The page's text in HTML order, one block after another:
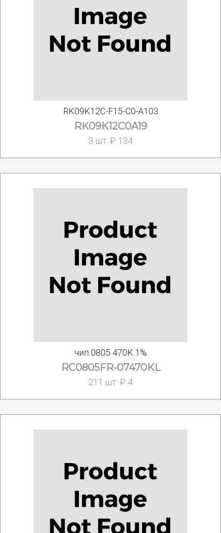
RK09K12C-F15-C0-A103
RK09K12C0A19
3 шт. ₽ 134
чип 0805 470K 1%
RC0805FR-07470KL
211 шт. ₽ 4